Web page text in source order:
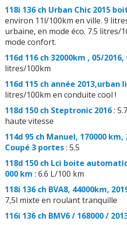
118i 136 ch Urban Chic 2015
environ 11l/100km en ville. 9
urbaine, en mode éco. 7.5 litres/
mode confort.
116d 116 ch 32000km , 05/
litres/100km
116d 115 ch année 2013,urban
litres/100km en conduite cool !
118d 150 ch Steptronic 2016:
haute vitesse
114d 95 ch Manuel, 170000 km,
Coupé 3 portes: 5.5
118d 150 ch Lci boite
000 km : 6.6 L/100 km
118i 136 ch BVA8, 44000km,
7,5l mixte en roulant tranquille
116i 136 ch BMV6 / 168000 /